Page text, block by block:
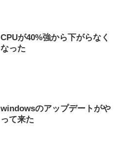
CPUが40%強から下がらなく
なった
windowsのアップデートがや
って来た